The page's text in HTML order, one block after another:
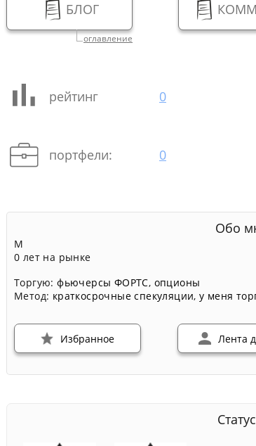
БЛОГ
оглавление
рейтинг 0
портфели: 0
Обо
М
0 лет на рынке
Торгую:фьючерсы ФОРТС, опционы
Метод: краткосрочные спекуляции,у меня
Избранное Лента